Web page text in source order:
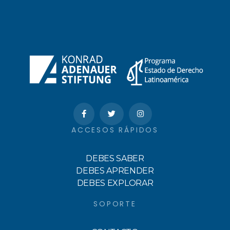
ACCESOS RÁPIDOS
DEBES SABER
DEBES APRENDER
DEBES EXPLORAR
SOPORTE